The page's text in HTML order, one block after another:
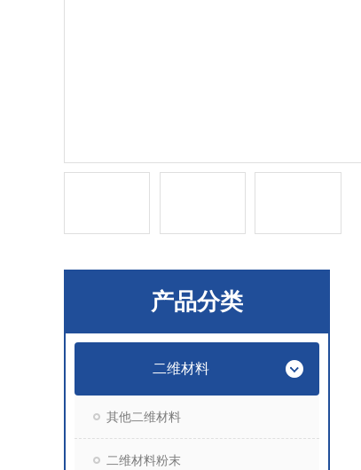
产品分类
二维材料
其他二维材料
二维材料粉末